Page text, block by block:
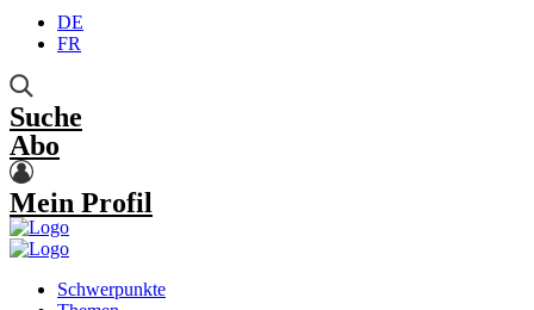
DE
FR
Suche
Abo
Mein Profil
Schwerpunkte